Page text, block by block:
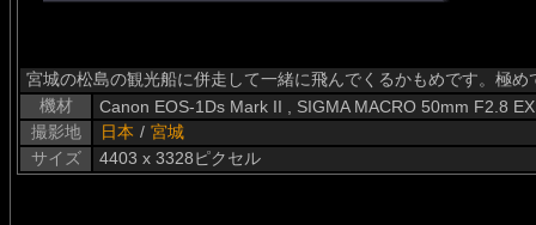
宮城の松島の観光船に併走して一緒に飛んでくるかもめです。極
機材
Canon EOS-1Ds Mark II , SIGMA MACRO 50mm F2.8
撮影地
日本 / 宮城
サイズ
4403 x 3328ピクセル